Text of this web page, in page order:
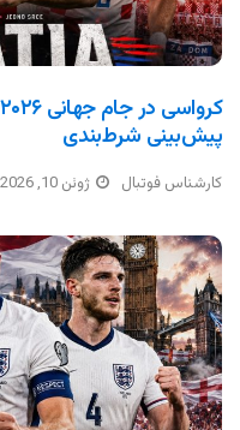
پیش‌بینی شرط‌بندی
کارشناس فوتبال ژوئن 10, 2026